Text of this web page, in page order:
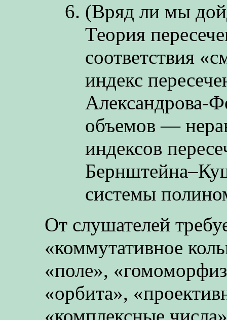
(Вряд ли мы
Теория
соответствия
индекс
Александрова-
объемов —
индексов
системы
От слушателей
«коммутативное
«поле»,
«орбита»,